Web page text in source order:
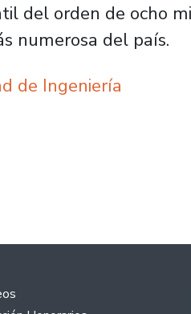
del orden de ocho
numerosa del país.
de Ingeniería